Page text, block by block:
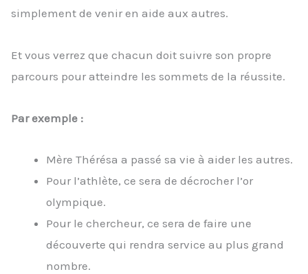
simplement de venir en aide aux autres.
Et vous verrez que chacun doit suivre son propre
parcours pour atteindre les sommets de la réussite.
Par exemple :
Mère Thérésa a passé sa vie à aider les autres.
Pour l’athlète, ce sera de décrocher l’or
olympique.
Pour le chercheur, ce sera de faire une
découverte qui rendra service au plus grand
nombre.